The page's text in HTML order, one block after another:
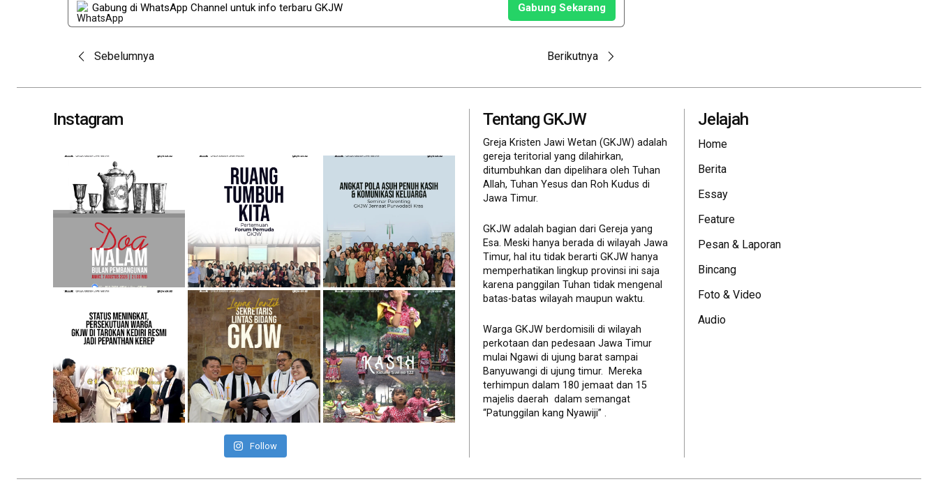
Gabung di WhatsApp Channel untuk info terbaru GKJW Gabung Sekarang
Post
navigation
Sebelumnya Berikutnya
Instagram
Follow
Tentang GKJW
Greja Kristen Jawi Wetan (GKJW) adalah
gereja teritorial yang dilahirkan,
ditumbuhkan dan dipelihara oleh Tuhan
Allah, Tuhan Yesus dan Roh Kudus di
Jawa Timur.
GKJW adalah bagian dari Gereja yang
Esa. Meski hanya berada di wilayah Jawa
Timur, hal itu tidak berarti GKJW hanya
memperhatikan lingkup provinsi ini saja
karena panggilan Tuhan tidak mengenal
batas-batas wilayah maupun waktu.
Warga GKJW berdomisili di wilayah
perkotaan dan pedesaan Jawa Timur
mulai Ngawi di ujung barat sampai
Banyuwangi di ujung timur. Mereka
terhimpun dalam 180 jemaat dan 15
majelis daerah dalam semangat
“Patunggilan kang Nyawiji” .
Jelajah
Home
Berita
Essay
Feature
Pesan & Laporan
Bincang
Foto & Video
Audio